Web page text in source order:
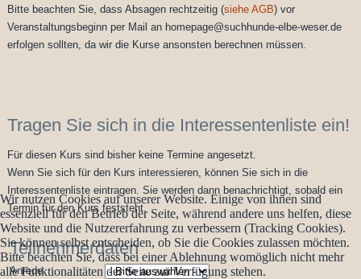
Bitte beachten Sie, dass Absagen rechtzeitig (siehe AGB) vor
Veranstaltungsbeginn per Mail an homepage@suchhunde-elbe-weser.de
erfolgen sollten, da wir die Kurse ansonsten berechnen müssen.
Tragen Sie sich in die Interessentenliste ein!
Für diesen Kurs sind bisher keine Termine angesetzt.
Wenn Sie sich für den Kurs interessieren, können Sie sich in die
Interessentenliste eintragen. Sie werden dann benachrichtigt, sobald ein
Termin für den Kurs feststeht.
Teilnehmerdaten
Anrede
Wir nutzen Cookies auf unserer Website. Einige von ihnen sind
essenziell für den Betrieb der Seite, während andere uns helfen, diese
Website und die Nutzererfahrung zu verbessern (Tracking Cookies).
Sie können selbst entscheiden, ob Sie die Cookies zulassen möchten.
Bitte beachten Sie, dass bei einer Ablehnung womöglich nicht mehr
alle Funktionalitäten der Seite zur Verfügung stehen.